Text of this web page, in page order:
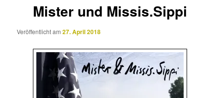
Mister und Missis.Sippi
Veröffentlicht am27. April 2018